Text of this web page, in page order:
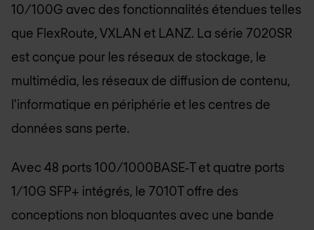
10/100G avec des fonctionnalités étendues telles
que FlexRoute, VXLAN et LANZ. La série 7020SR
est conçue pour les réseaux de stockage, le
multimédia, les réseaux de diffusion de contenu,
l'informatique en périphérie et les centres de
données sans perte.
Avec 48 ports 100/1000BASE-T et quatre ports
1/10G SFP+ intégrés, le 7010T offre des
conceptions non bloquantes avec une bande